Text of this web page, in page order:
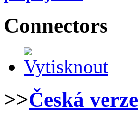
Connectors
>>Česká verze